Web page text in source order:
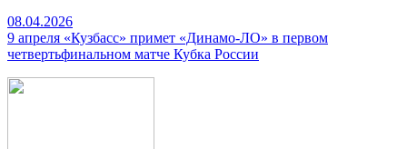
08.04.2026
9 апреля «Кузбасс» примет «Динамо-ЛО» в первом
четвертьфинальном матче Кубка России